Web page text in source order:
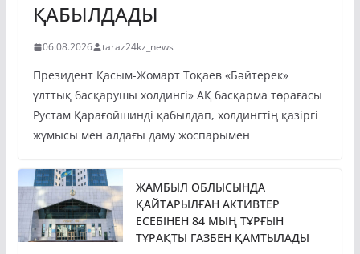
ҚАБЫЛДАДЫ
06.08.2026 taraz24kz_news
Президент Қасым-Жомарт Тоқаев «Бәйтерек»
ұлттық басқарушы холдингі» АҚ басқарма төрағасы
Рустам Қарағойшинді қабылдап, холдингтің қазіргі
жұмысы мен алдағы даму жоспарымен
ЖАМБЫЛ ОБЛЫСЫНДА
ҚАЙТАРЫЛҒАН АКТИВТЕР
ЕСЕБІНЕН 84 МЫҢ ТҰРҒЫН
ТҰРАҚТЫ ГАЗБЕН ҚАМТЫЛАДЫ